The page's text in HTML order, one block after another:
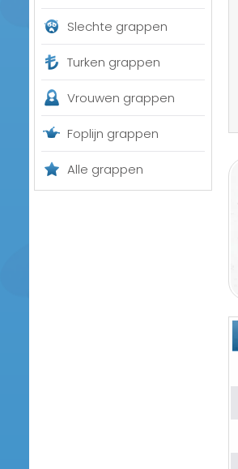
Slechte grappen
Turken grappen
Vrouwen grappen
Foplijn grappen
Alle grappen